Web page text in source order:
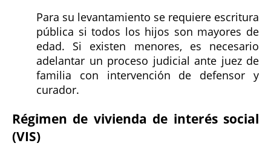
Para su levantamiento se requiere escritura
pública si todos los hijos son mayores de
edad. Si existen menores, es necesario
adelantar un proceso judicial ante juez de
familia con intervención de defensor y
curador.
Régimen de vivienda de interés social
(VIS)